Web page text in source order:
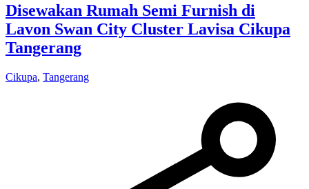
Disewakan Rumah Semi Furnish di
Lavon Swan City Cluster Lavisa Cikupa
Tangerang
Cikupa, Tangerang